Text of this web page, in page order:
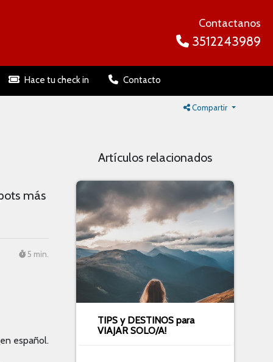
Contactanos
3512243989
Hace tu check in Contacto
Compartir
más
5 min.
español.
Artículos relacionados
TIPS y DESTINOS para
VIAJAR SOLO/A!